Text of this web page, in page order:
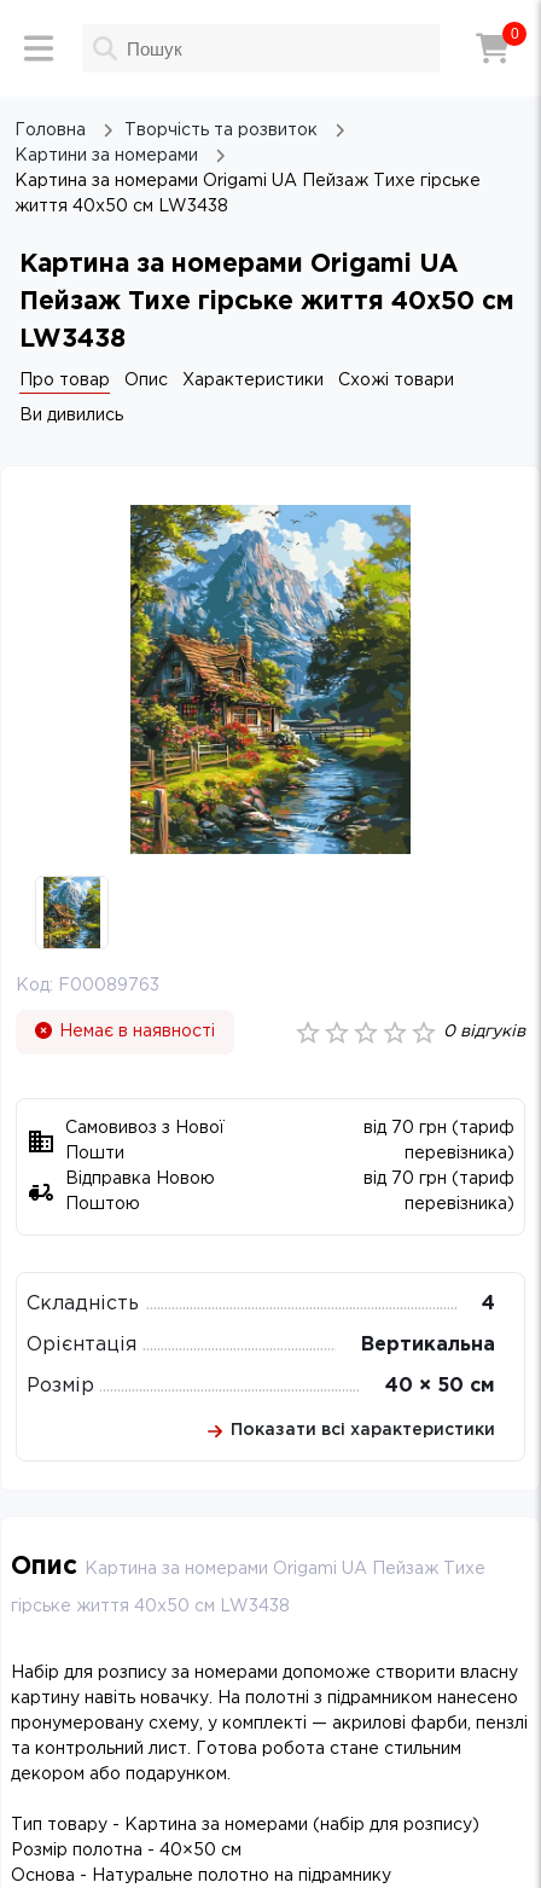
0
Головна
Творчість та розвиток
Картини за номерами
Картина за номерами Origami UA Пейзаж Тихе гірське
життя 40х50 см LW3438
Картина за номерами Origami UA
Пейзаж Тихе гірське життя 40х50 см
LW3438
Про товар Опис Характеристики Схожі товари
Ви дивились
Код: F00089763
Немає в наявності 0відгуків
Самовивоз з Нової
Пошти
від 70 грн (тариф
перевізника)
Відправка Новою
Поштою
від 70 грн (тариф
перевізника)
Складність 4
Орієнтація Вертикальна
Розмір 40 × 50 см
Показати всі характеристики
Опис Картина за номерами Origami UA Пейзаж Тихе
гірське життя 40х50 см LW3438
Набір для розпису за номерами допоможе створити власну
картину навіть новачку. На полотні з підрамником нанесено
пронумеровану схему, у комплекті — акрилові фарби, пензлі
та контрольний лист. Готова робота стане стильним
декором або подарунком.
Тип товару - Картина за номерами (набір для розпису)
Розмір полотна - 40×50 см
Основа - Натуральне полотно на підрамнику